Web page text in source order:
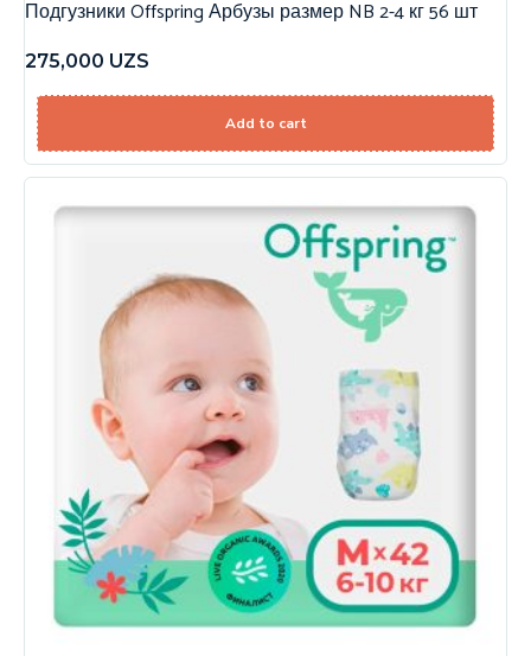
Подгузники Offspring Арбузы размер NB 2-4 кг 56 шт
275,000 UZS
Add to cart